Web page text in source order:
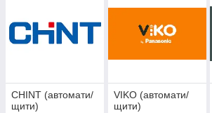
CHINT (автомати/
щити)
VIKO (автомати/
щити)